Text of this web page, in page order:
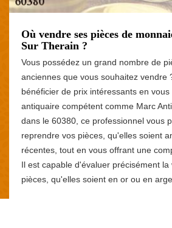
Où vendre ses pièces de
Sur Therain ?
Vous possédez un grand nombre de
anciennes que vous souhaitez vendre
bénéficier de prix intéressants en
antiquaire compétent comme Marc
dans le 60380, ce professionnel vous
reprendre vos pièces, qu'elles soient
récentes, tout en vous offrant une
Il est capable d'évaluer précisément la
pièces, qu'elles soient en or ou en